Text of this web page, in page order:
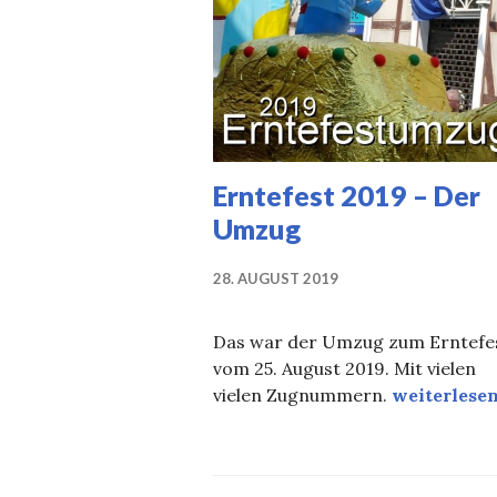
Erntefest 2019 – Der
Umzug
28. AUGUST 2019
Das war der Umzug zum
vom 25. August 2019. Mit vielen
vielen Zugnummern. Erntefest
weiterlesen